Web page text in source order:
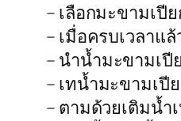
– เลือกมะขามเปี
– เมื่อครบเวลาแ
– นำน้ำมะขามเปี
– เทน้ำมะขามเ
– ตามด้วยเติมน้ำ